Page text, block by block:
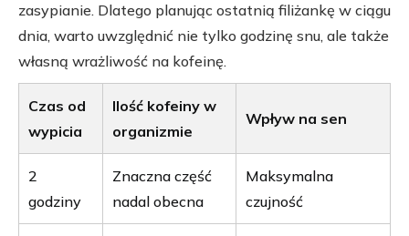
zasypianie. Dlatego planując ostatnią filiżankę w ciągu
dnia, warto uwzględnić nie tylko godzinę snu, ale także
własną wrażliwość na kofeinę.
Czas od
wypicia
Ilość kofeiny w
organizmie
Wpływ na sen
2
godziny
Znaczna część
nadal obecna
Maksymalna
czujność